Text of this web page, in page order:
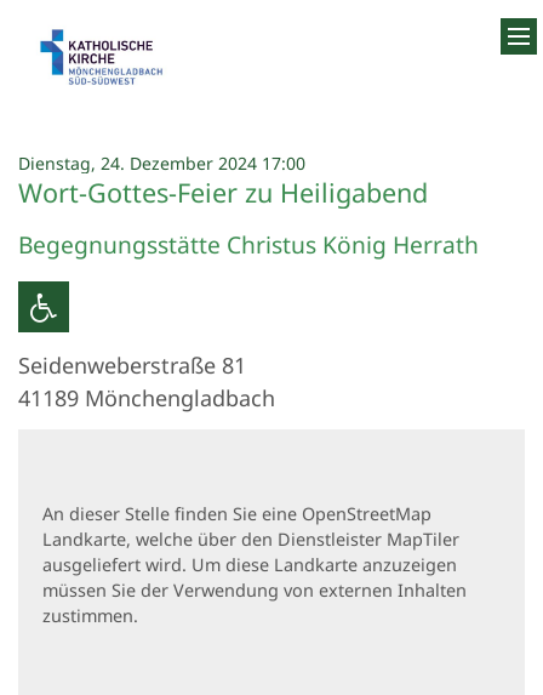
Dienstag, 24. Dezember 2024 17:00:
Wort-Gottes-Feier zu Heiligabend
Begegnungsstätte Christus König Herrath
Seidenweberstraße 81
41189 Mönchengladbach
An dieser Stelle finden Sie eine OpenStreetMap
Landkarte, welche über den Dienstleister MapTiler
ausgeliefert wird. Um diese Landkarte anzuzeigen
müssen Sie der Verwendung von externen Inhalten
zustimmen.